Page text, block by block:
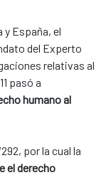
y España, el
del Experto
relativas al
pasó a
humano al
por la cual la
el derecho